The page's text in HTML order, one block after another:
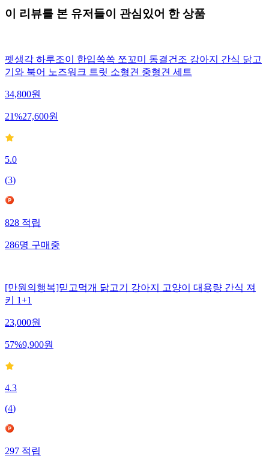
이 리뷰를 본 유저들이 관심있어 한 상품
펫생각 하루조이 한입쏙쏙 쪼꼬미 동결건조 강아지 간식 닭고
기와 북어 노즈워크 트릿 소형견 중형견 세트
34,800원
21%27,600원
5.0
(3)
828 적립
286명 구매중
[만원의행복]믿고먹개 닭고기 강아지 고양이 대용량 간식 져
키 1+1
23,000원
57%9,900원
4.3
(4)
297 적립